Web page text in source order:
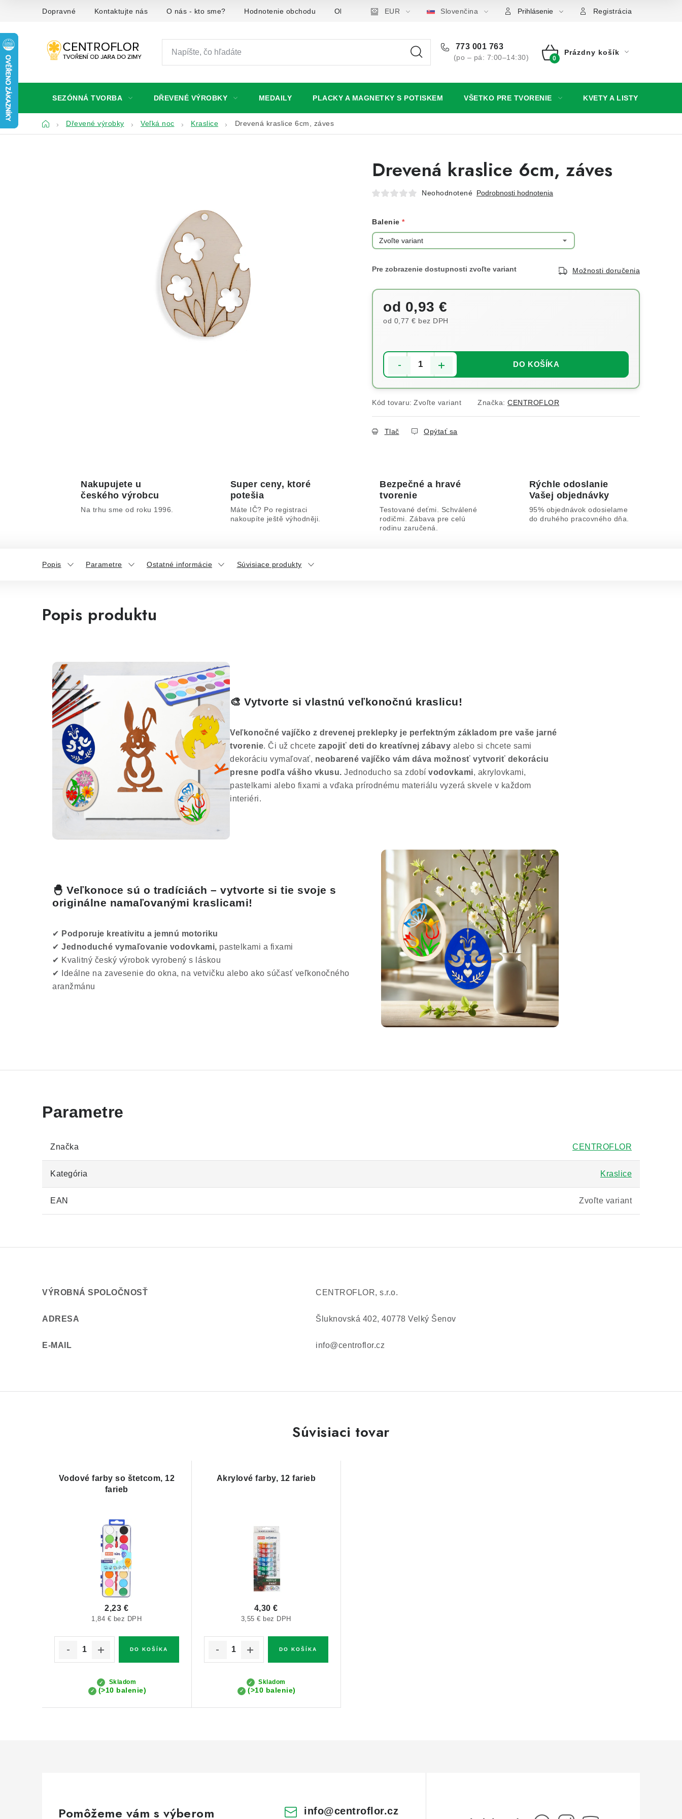
obsah
Dopravné Kontaktujte nás O nás - kto sme? Hodnotenie obchodu Obchodné podmienky Podmienky ochrany osobných údajov Ako získať lepšie ceny?
EUR Slovenčina Prihlásenie Registrácia
773 001 763
(po – pá: 7:00–14:30)
NÁKUPNÝ
Prázdny košík
SEZÓNNÁ TVORBA DŘEVENÉ VÝROBKY MEDAILY PLACKY A MAGNETKY S POTISKEM VŠETKO PRE TVORENIE KVETY A LISTY
DomovDřevené výrobky Veľká noc Kraslice Drevená kraslice 6cm, záves
Drevená kraslice 6cm, záves
Neohodnotené Podrobnosti hodnotenia
Balenie
Možnosti doručenia
od 0,93 €
od 0,77 € bez DPH
DO KOŠÍKA
Kód tovaru: Zvoľte variant Značka: CENTROFLOR
Tlač Opýtať sa
Nakupujete u
českého výrobcu
Na trhu sme od roku 1996.
Super ceny, ktoré
potešia
Máte IČ? Po registraci
nakoupíte ještě výhodněji.
Bezpečné a hravé
tvorenie
Testované deťmi. Schválené
rodičmi. Zábava pre celú
rodinu zaručená.
Rýchle odoslanie
Vašej objednávky
95% objednávok odosielame
do druhého pracovného dňa.
Popis Parametre Ostatné informácie Súvisiace produkty
Popis produktu
🎨 Vytvorte si vlastnú veľkonočnú kraslicu!
Veľkonočné vajíčko z drevenej preklepky je perfektným základom pre vaše jarné
tvorenie. Či už chcete zapojiť deti do kreatívnej zábavy alebo si chcete sami
dekoráciu vymaľovať, neobarené vajíčko vám dáva možnosť vytvoriť dekoráciu
presne podľa vášho vkusu. Jednoducho sa zdobí vodovkami, akrylovkami,
pastelkami alebo fixami a vďaka prírodnému materiálu vyzerá skvele v každom
interiéri.
🐣 Veľkonoce sú o tradíciách – vytvorte si tie svoje s
originálne namaľovanými kraslicami!
✔ Podporuje kreativitu a jemnú motoriku
✔ Jednoduché vymaľovanie vodovkami, pastelkami a fixami
✔ Kvalitný český výrobok vyrobený s láskou
✔ Ideálne na zavesenie do okna, na vetvičku alebo ako súčasť veľkonočného
aranžmánu
Značka CENTROFLOR
Kategória Kraslice
EAN Zvoľte variant
VÝROBNÁ SPOLOČNOSŤ CENTROFLOR, s.r.o.
ADRESA Šluknovská 402, 40778 Velký Šenov
E-MAIL info@centroflor.cz
Súvisiaci tovar
Vodové farby so štetcom, 12
farieb
Skladom
(>10 balenie)
1,84 € bez DPH
2,23 €
DO KOŠÍKA
Akrylové farby, 12 farieb
Skladom
(>10 balenie)
3,55 € bez DPH
4,30 €
DO KOŠÍKA
Pomôžeme vám s výberom info@centroflor.cz